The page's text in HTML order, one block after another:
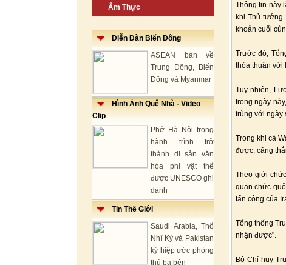
Ẩm Thực
Diễn Đàn Biển Đông
ASEAN bàn về
Trung Đông, Biển
Đông và Myanmar
Hình Ảnh Quê Nhà - Video
Clip
Phở Hà Nội trong
hành trình trở
thành di sản văn
hóa phi vật thể
được UNESCO ghi
danh
Tin Thế Giới
Saudi Arabia, Thổ
Nhĩ Kỳ và Pakistan
ký hiệp ước phòng
thủ ba bên
Thông tin này
khi Thủ tướng
khoản cuối
Trước đó,
thỏa thuận với
Tuy nhiên,
trong ngày
trùng với ngày
Trong khi cả
được, căng
Theo giới
quan chức
tấn công của
Tổng thống
nhận được".
Bộ Chỉ huy